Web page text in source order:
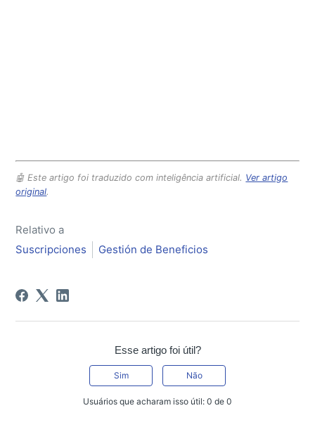
🤖 Este artigo foi traduzido com inteligência artificial. Ver artigo
original.
Relativo a
Suscripciones
Gestión de Beneficios
Esse artigo foi útil?
Sim Não
Usuários que acharam isso útil: 0 de 0